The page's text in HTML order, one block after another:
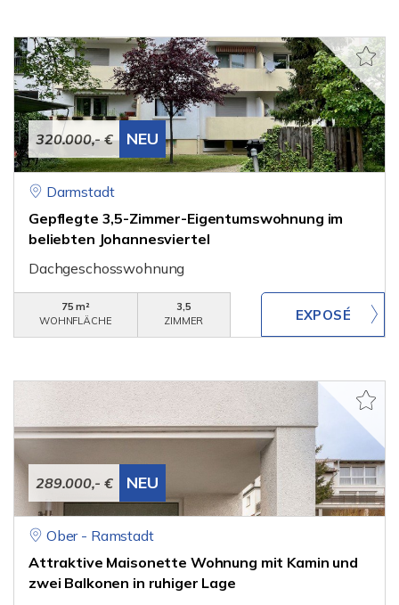
320.000,- € NEU
Darmstadt
Gepflegte 3,5-Zimmer-Eigentumswohnung im
beliebten Johannesviertel
Dachgeschosswohnung
75 m²
WOHNFLÄCHE
3,5
ZIMMER
289.000,- € NEU
Ober - Ramstadt
Attraktive Maisonette Wohnung mit Kamin und
zwei Balkonen in ruhiger Lage